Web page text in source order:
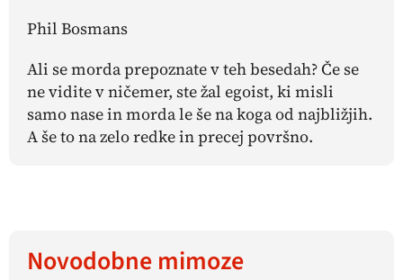
Phil Bosmans
Ali se morda prepoznate v teh besedah? Če se
ne vidite v ničemer, ste žal egoist, ki misli
samo nase in morda le še na koga od najbližjih.
A še to na zelo redke in precej površno.
Novodobne mimoze